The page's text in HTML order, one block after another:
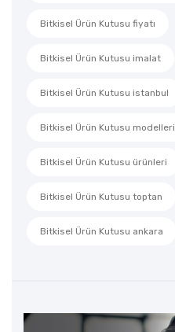
Bitkisel Ürün Kutusu fiyatı
Bitkisel Ürün Kutusu imalat
Bitkisel Ürün Kutusu istanbul
Bitkisel Ürün Kutusu modelleri
Bitkisel Ürün Kutusu ürünleri
Bitkisel Ürün Kutusu toptan
Bitkisel Ürün Kutusu ankara